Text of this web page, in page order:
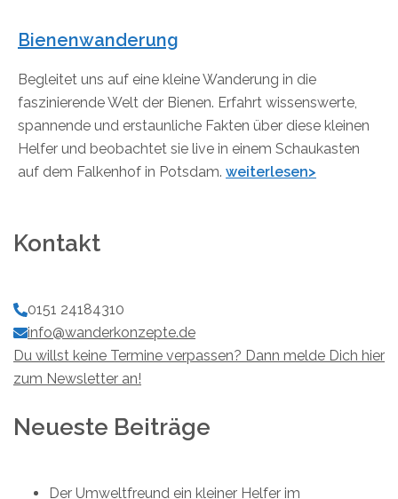
Bienenwanderung
Begleitet uns auf eine kleine Wanderung in die
faszinierende Welt der Bienen. Erfahrt wissenswerte,
spannende und erstaunliche Fakten über diese kleinen
Helfer und beobachtet sie live in einem Schaukasten
auf dem Falkenhof in Potsdam. weiterlesen>
Kontakt
0151 24184310
info@wanderkonzepte.de
Du willst keine Termine verpassen? Dann melde Dich hier
zum Newsletter an!
Neueste Beiträge
Der Umweltfreund ein kleiner Helfer im